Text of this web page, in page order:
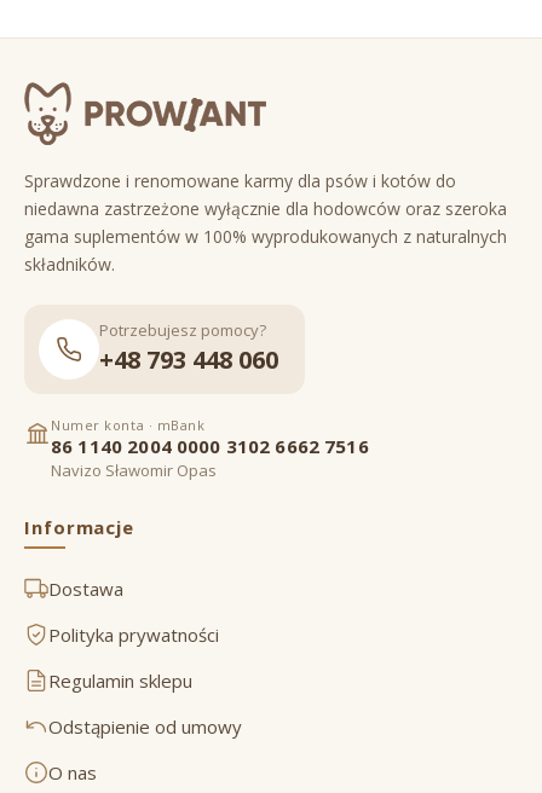
Sprawdzone i renomowane karmy dla psów i kotów do
niedawna zastrzeżone wyłącznie dla hodowców oraz szeroka
gama suplementów w 100% wyprodukowanych z naturalnych
składników.
Potrzebujesz pomocy?
+48 793 448 060
Numer konta · mBank
86 1140 2004 0000 3102 6662 7516
Navizo Sławomir Opas
Informacje
Dostawa
Polityka prywatności
Regulamin sklepu
Odstąpienie od umowy
O nas